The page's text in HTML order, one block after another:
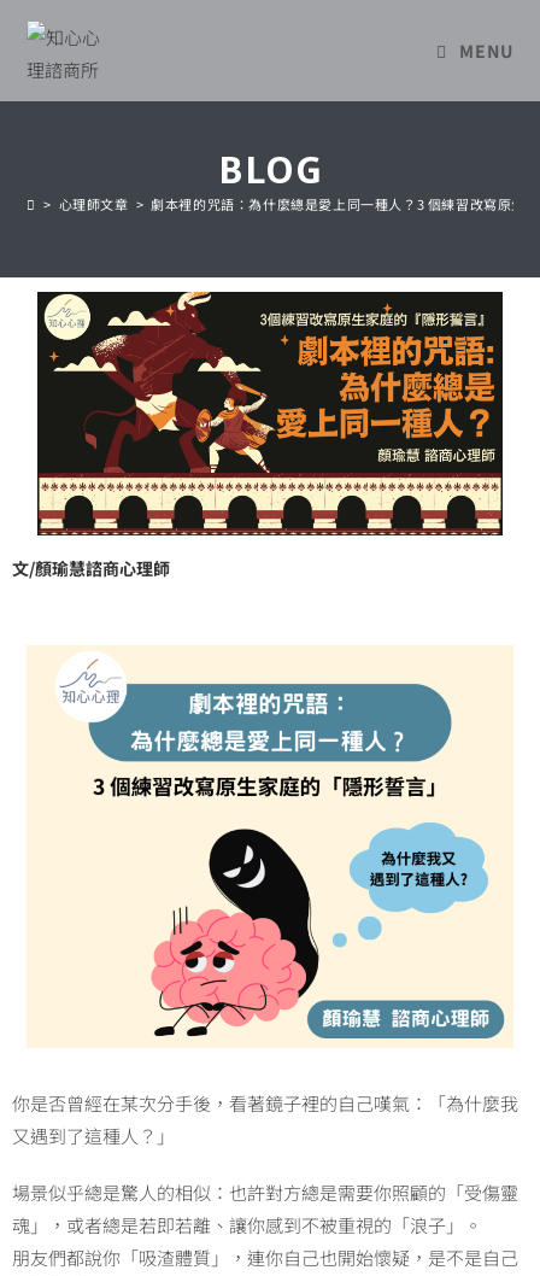
MENU
BLOG
> 心理師文章 > 劇本裡的咒語：為什麼總是愛上同一種人？3 個練習改寫原生
文/顏瑜慧諮商心理師
你是否曾經在某次分手後，看著鏡子裡的自己嘆氣：「為什麼我
又遇到了這種人？」
場景似乎總是驚人的相似：也許對方總是需要你照顧的「受傷靈
魂」，或者總是若即若離、讓你感到不被重視的「浪子」。
朋友們都說你「吸渣體質」，連你自己也開始懷疑，是不是自己